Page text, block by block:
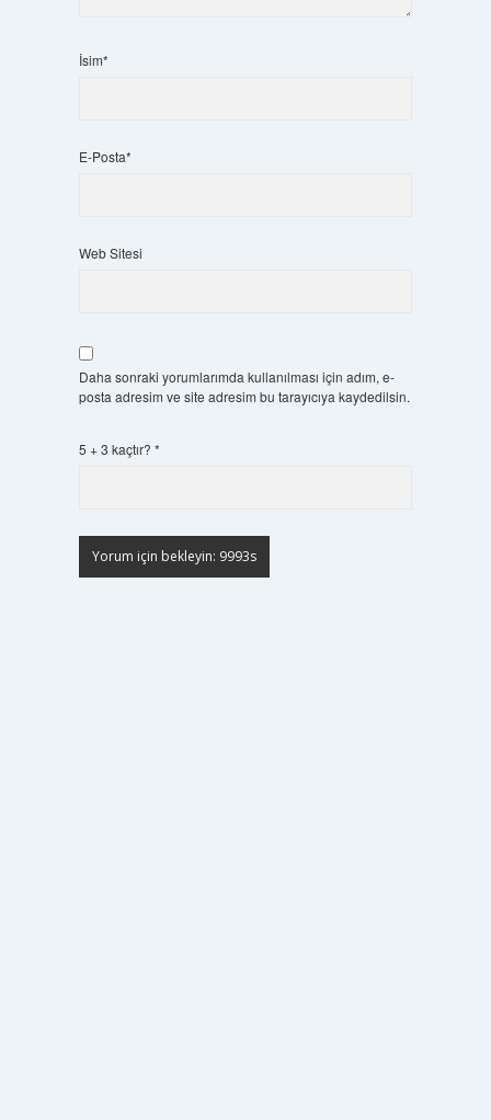
İsim*
E-Posta*
Web Sitesi
Daha sonraki yorumlarımda kullanılması için adım, e-
posta adresim ve site adresim bu tarayıcıya kaydedilsin.
5 + 3 kaçtır? *